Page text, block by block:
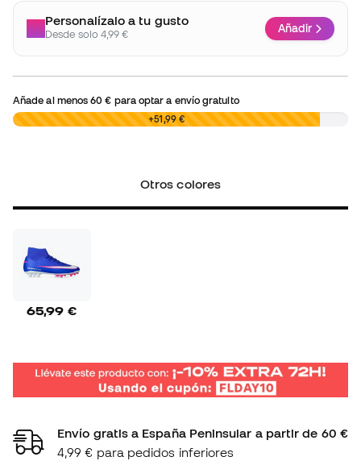
Personalízalo a tu gusto
Desde solo 4,99 € Añadir
Añade al menos60 € para optar a envío gratuito
0,00 € +51,99 €
Otros colores
65,99 €
Envío gratis a España Peninsular a partir de 60 €
4,99 € para pedidos inferiores